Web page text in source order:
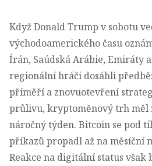
Když Donald Trump v sobotu
východoamerického času
Írán, Saúdská Arábie, Emiráty
regionální hráči dosáhli
příměří a znovuotevření
průlivu, kryptoměnový trh měl
náročný týden. Bitcoin se pod
příkazů propadl až na měsíční
Reakce na digitální status však